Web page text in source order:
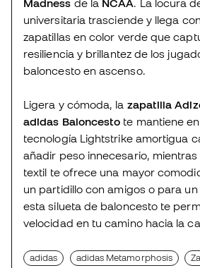
Madness de la NCAA. La locura
universitaria trasciende y llega
zapatillas en color verde que
resiliencia y brillantez de los
baloncesto en ascenso.
Ligera y cómoda, la zapatilla
adidas Baloncesto te mantiene
tecnología Lightstrike amortigua
añadir peso innecesario,
textil te ofrece una mayor
un partidillo con amigos o para
esta silueta de baloncesto te
velocidad en tu camino hacia la
adidas adidas Metamorphosis